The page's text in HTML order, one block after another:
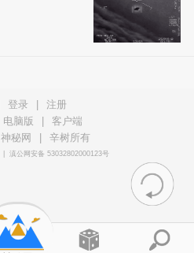
登录
注册
电脑版
客户端
神秘网 辛树所有
滇公网安备 53032802000123号